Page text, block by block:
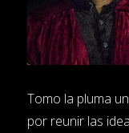
Tomo la pluma
por reunir las